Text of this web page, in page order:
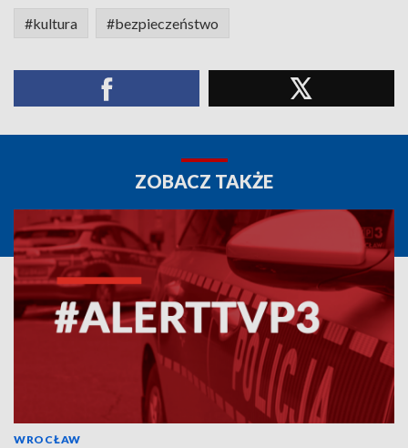
#kultura #bezpieczeństwo
ZOBACZ TAKŻE
WROCŁAW